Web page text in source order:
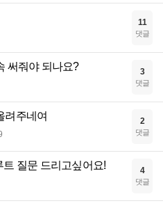
11
댓글
써줘야 되나요? 3
댓글
려주네여 2
댓글
질문 드리고싶어요! 4
댓글